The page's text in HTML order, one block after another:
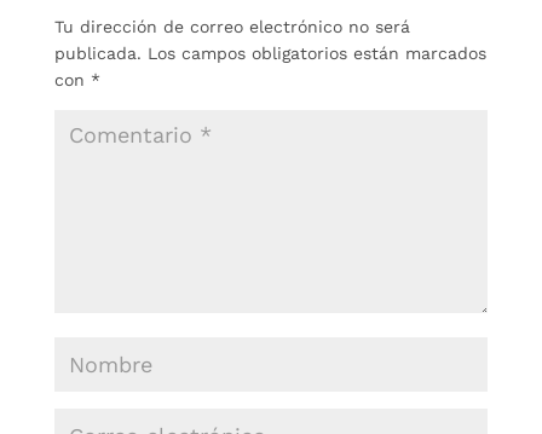
Tu dirección de correo electrónico no será
publicada. Los campos obligatorios están marcados
con *